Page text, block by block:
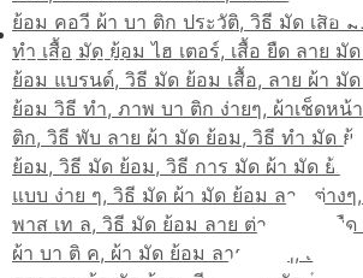
02-514-1840